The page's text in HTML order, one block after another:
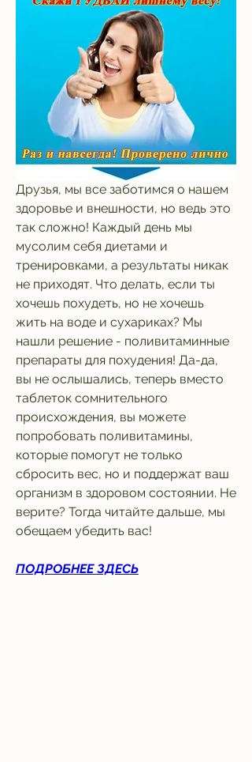
Друзья, мы все заботимся о нашем
здоровье и внешности, но ведь это
так сложно! Каждый день мы
мусолим себя диетами и
тренировками, а результаты никак
не приходят. Что делать, если ты
хочешь похудеть, но не хочешь
жить на воде и сухариках? Мы
нашли решение - поливитаминные
препараты для похудения! Да-да,
вы не ослышались, теперь вместо
таблеток сомнительного
происхождения, вы можете
попробовать поливитамины,
которые помогут не только
сбросить вес, но и поддержат ваш
организм в здоровом состоянии. Не
верите? Тогда читайте дальше, мы
обещаем убедить вас!
ПОДРОБНЕЕ ЗДЕСЬ